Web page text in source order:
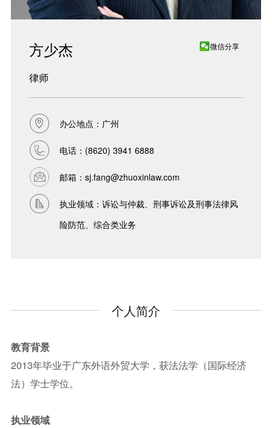
方少杰 微信分享
律师
办公地点：广州
电话： (8620) 3941 6888
邮箱： sj.fang@zhuoxinlaw.com
执业领域：诉讼与仲裁、刑事诉讼及刑事法律风
险防范、综合类业务
个人简介
教育背景
2013年毕业于广东外语外贸大学，获法法学（国际经济
法）学士学位。
执业领域